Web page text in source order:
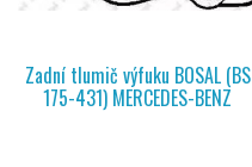
Zadní tlumič výfuku BOSAL (BS
175-431) MERCEDES-BENZ